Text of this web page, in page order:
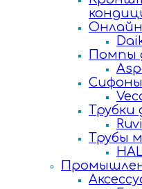
Помпы
Трубки
Трубы